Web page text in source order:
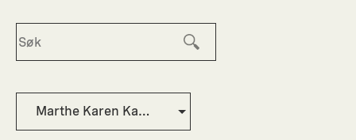
Marthe Karen Kampen